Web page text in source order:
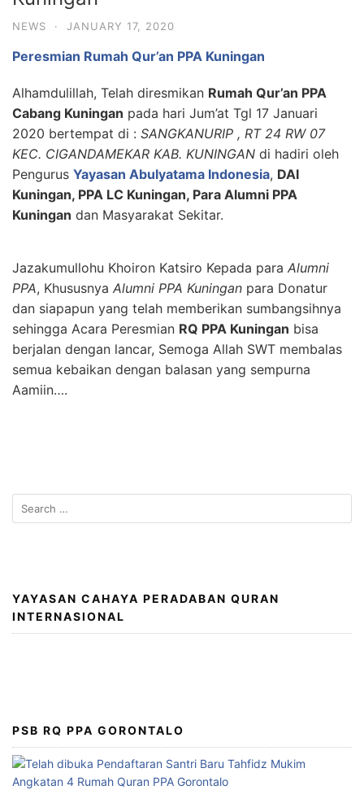
NEWS · JANUARY 17, 2020
Peresmian Rumah Qur’an PPA Kuningan
Alhamdulillah, Telah diresmikan Rumah Qur’an PPA
Cabang Kuningan pada hari Jum’at Tgl 17 Januari
2020 bertempat di : SANGKANURIP , RT 24 RW 07
KEC. CIGANDAMEKAR KAB. KUNINGAN di hadiri oleh
Pengurus Yayasan Abulyatama Indonesia, DAI
Kuningan, PPA LC Kuningan, Para Alumni PPA
Kuningan dan Masyarakat Sekitar.
Jazakumullohu Khoiron Katsiro Kepada para Alumni
PPA, Khususnya Alumni PPA Kuningan para Donatur
dan siapapun yang telah memberikan sumbangsihnya
sehingga Acara Peresmian RQ PPA Kuningan bisa
berjalan dengan lancar, Semoga Allah SWT membalas
semua kebaikan dengan balasan yang sempurna
Aamiin….
Search
for:
YAYASAN CAHAYA PERADABAN QURAN
INTERNASIONAL
PSB RQ PPA GORONTALO